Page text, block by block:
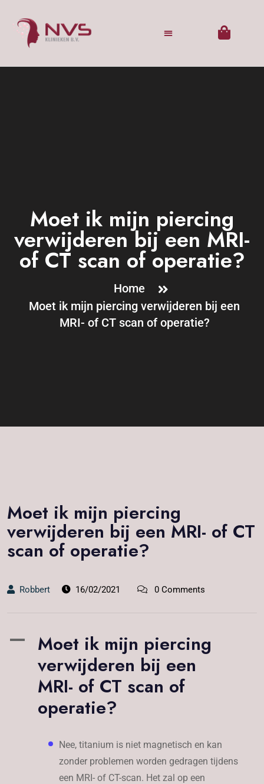
Moet ik mijn piercing
verwijderen bij een MRI-
of CT scan of operatie?
Home
Moet ik mijn piercing verwijderen bij een
MRI- of CT scan of operatie?
Moet ik mijn piercing
verwijderen bij een MRI- of CT
scan of operatie?
Robbert 16/02/2021 0 Comments
A
Moet ik mijn piercing
verwijderen bij een
MRI- of CT scan of
operatie?
Nee, titanium is niet magnetisch en kan
zonder problemen worden gedragen tijdens
een MRI- of CT-scan. Het zal op een